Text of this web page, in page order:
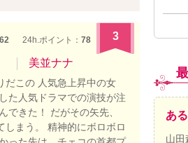
62 24h.ポイント： 78 3
美並ナナ
だこの 人気急上昇中の女
た人気ドラマでの演技が注
できた！ だがその矢先、
しまう。 精神的にボロボロ
あ
山田